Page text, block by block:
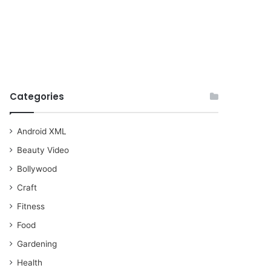
Categories
Android XML
Beauty Video
Bollywood
Craft
Fitness
Food
Gardening
Health